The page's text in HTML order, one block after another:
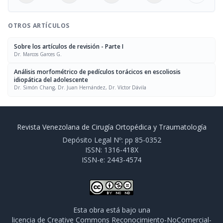
OTROS ARTÍCULOS
Sobre los artículos de revisión - Parte I
Dr. Marcos Garces G.
Análisis morfométrico de pedículos torácicos en escoliosis
idiopática del adolescente
Dr. Simón Chang, Dr. Juan Hernández, Dr. Víctor Dávila
Revista Venezolana de Cirugía Ortopédica y Traumatología
Depósito Legal Nº: pp 85-0352
ISSN: 1316-418X
ISSN-e: 2443-4574
Esta obra está bajo una
licencia de Creative Commons Reconocimiento-NoComercial-